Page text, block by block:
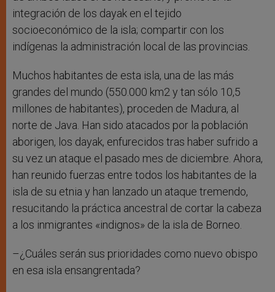
integración de los dayak en el tejido
socioeconómico de la isla; compartir con los
indígenas la administración local de las provincias.
Muchos habitantes de esta isla, una de las más
grandes del mundo (550.000 km2 y tan sólo 10,5
millones de habitantes), proceden de Madura, al
norte de Java. Han sido atacados por la población
aborigen, los dayak, enfurecidos tras haber sufrido a
su vez un ataque el pasado mes de diciembre. Ahora,
han reunido fuerzas entre todos los habitantes de la
isla de su etnia y han lanzado un ataque tremendo,
resucitando la práctica ancestral de cortar la cabeza
a los inmigrantes «indignos» de la isla de Borneo.
–¿Cuáles serán sus prioridades como nuevo obispo
en esa isla ensangrentada?